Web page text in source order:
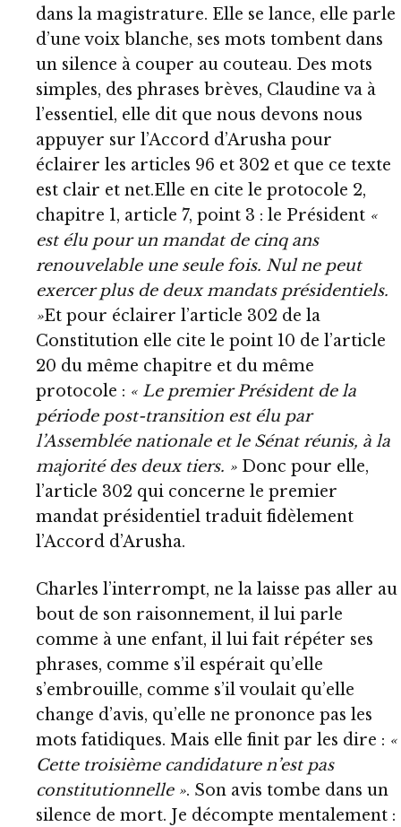
dans la magistrature. Elle se lance, elle parle
d’une voix blanche, ses mots tombent dans
un silence à couper au couteau. Des mots
simples, des phrases brèves, Claudine va à
l’essentiel, elle dit que nous devons nous
appuyer sur l’Accord d’Arusha pour
éclairer les articles 96 et 302 et que ce texte
est clair et net.Elle en cite le protocole 2,
chapitre 1, article 7, point 3 : le Président «
est élu pour un mandat de cinq ans
renouvelable une seule fois. Nul ne peut
exercer plus de deux mandats présidentiels.
»Et pour éclairer l’article 302 de la
Constitution elle cite le point 10 de l’article
20 du même chapitre et du même
protocole : « Le premier Président de la
période post-transition est élu par
l’Assemblée nationale et le Sénat réunis, à la
majorité des deux tiers. » Donc pour elle,
l’article 302 qui concerne le premier
mandat présidentiel traduit fidèlement
l’Accord d’Arusha.
Charles l’interrompt, ne la laisse pas aller au
bout de son raisonnement, il lui parle
comme à une enfant, il lui fait répéter ses
phrases, comme s’il espérait qu’elle
s’embrouille, comme s’il voulait qu’elle
change d’avis, qu’elle ne prononce pas les
mots fatidiques. Mais elle finit par les dire : «
Cette troisième candidature n’est pas
constitutionnelle ». Son avis tombe dans un
silence de mort. Je décompte mentalement :